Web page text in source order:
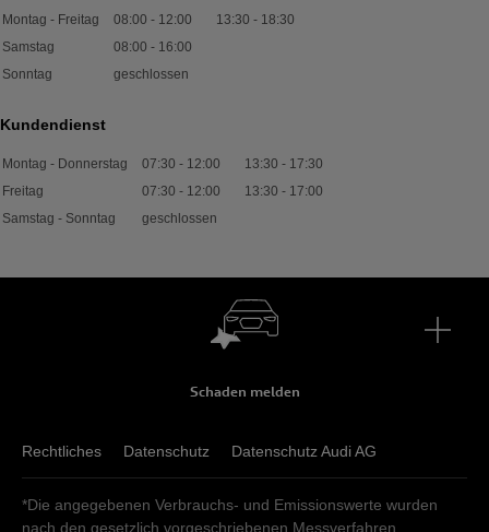
Montag - Freitag 08:00 - 12:00 13:30 - 18:30
Samstag
08:00 - 16:00
Sonntag
geschlossen
Kundendienst
Montag - Donnerstag 07:30 - 12:00 13:30 - 17:30
Freitag
07:30 - 12:00 13:30 - 17:00
Samstag - Sonntag
geschlossen
Schaden melden
Rechtliches Datenschutz Datenschutz Audi AG
*Die angegebenen Verbrauchs- und Emissionswerte wurden
nach den gesetzlich vorgeschriebenen Messverfahren